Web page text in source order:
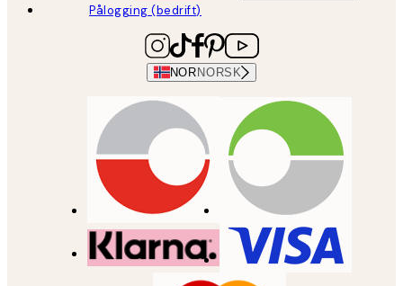
Pålogging (bedrift)
NOR NORSK